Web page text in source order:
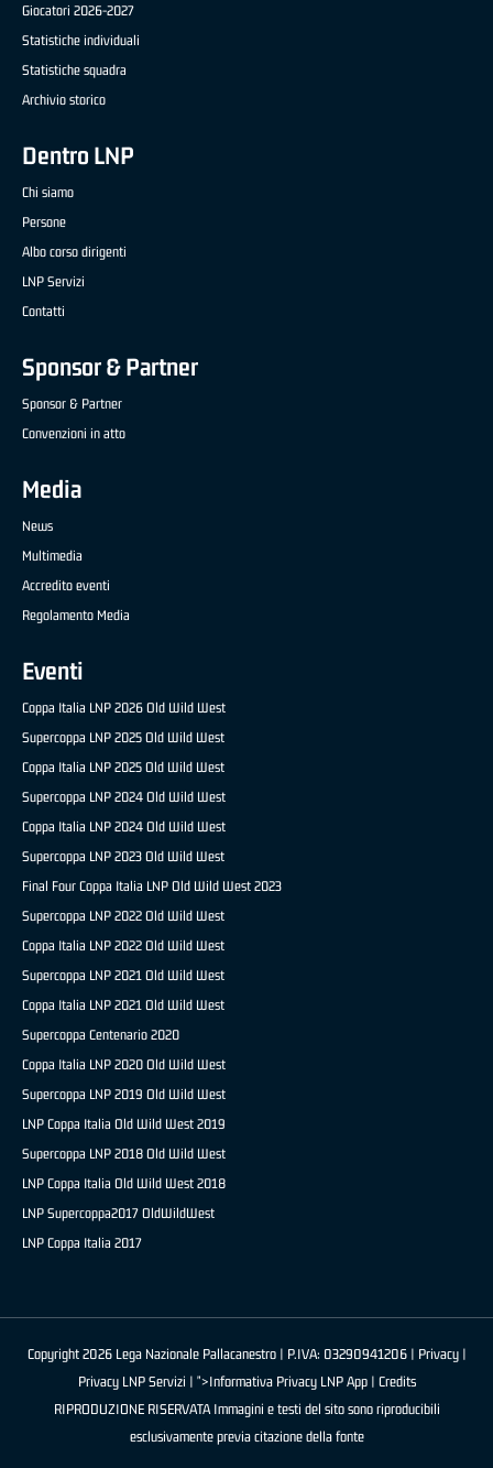
Giocatori 2026-2027
Statistiche individuali
Statistiche squadra
Archivio storico
Dentro LNP
Chi siamo
Persone
Albo corso dirigenti
LNP Servizi
Contatti
Sponsor & Partner
Sponsor & Partner
Convenzioni in atto
Media
News
Multimedia
Accredito eventi
Regolamento Media
Eventi
Coppa Italia LNP 2026 Old Wild West
Supercoppa LNP 2025 Old Wild West
Coppa Italia LNP 2025 Old Wild West
Supercoppa LNP 2024 Old Wild West
Coppa Italia LNP 2024 Old Wild West
Supercoppa LNP 2023 Old Wild West
Final Four Coppa Italia LNP Old Wild West 2023
Supercoppa LNP 2022 Old Wild West
Coppa Italia LNP 2022 Old Wild West
Supercoppa LNP 2021 Old Wild West
Coppa Italia LNP 2021 Old Wild West
Supercoppa Centenario 2020
Coppa Italia LNP 2020 Old Wild West
Supercoppa LNP 2019 Old Wild West
LNP Coppa Italia Old Wild West 2019
Supercoppa LNP 2018 Old Wild West
LNP Coppa Italia Old Wild West 2018
LNP Supercoppa2017 OldWildWest
LNP Coppa Italia 2017
Copyright 2026 Lega Nazionale Pallacanestro | P.IVA: 03290941206 | Privacy|
Privacy LNP Servizi | ">Informativa Privacy LNP App | Credits
RIPRODUZIONE RISERVATA Immagini e testi del sito sono riproducibili
esclusivamente previa citazione della fonte